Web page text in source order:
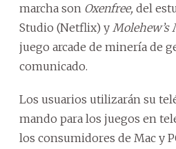
marcha son Oxenfree, del
Studio (Netflix) y Molehew’s
juego arcade de minería de
comunicado.
Los usuarios utilizarán su
mando para los juegos en
los consumidores de Mac y